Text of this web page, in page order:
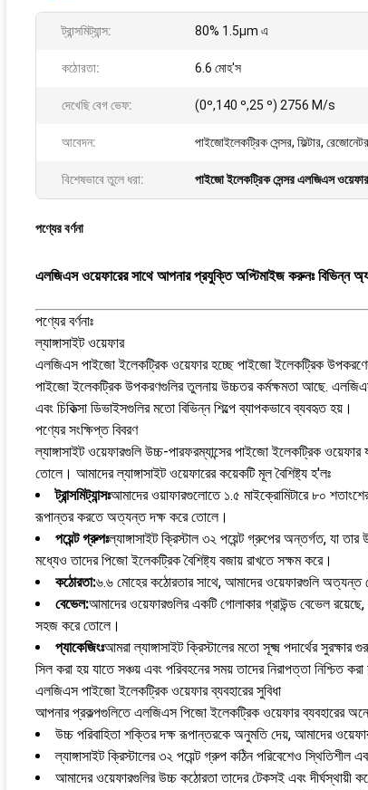
ট্রান্সমিট্যান্স: 80% 1.5μm এ
কঠোরতা: 6.6 মোহ'স
দেখেছি বেগ ভেফ: (0º,140 º,25 º) 2756 M/s
আবেদন: পাইজোইলেকট্রিক সেন্সর, ফিল্টার, রেজোনেটর
বিশেষভাবে তুলে ধরা: পাইজো ইলেকট্রিক সেন্সর এলজিএস ওয়েফার
পণ্যের বর্ণনা
এলজিএস ওয়েফারের সাথে আপনার প্রযুক্তি অপ্টিমাইজ করুনঃ বিভিন্ন
পণ্যের বর্ণনাঃ
ল্যাঙ্গাসাইট ওয়েফার
এলজিএস পাইজো ইলেকট্রিক ওয়েফার হচ্ছে পাইজো ইলেকট্রিক উপকরণের
পাইজো ইলেকট্রিক উপকরণগুলির তুলনায় উচ্চতর কর্মক্ষমতা আছে.
এবং চিকিত্সা ডিভাইসগুলির মতো বিভিন্ন শিল্পে ব্যাপকভাবে ব্যবহৃত হয়।
পণ্যের সংক্ষিপ্ত বিবরণ
ল্যাঙ্গাসাইট ওয়েফারগুলি উচ্চ-পারফরম্যান্সের পাইজো ইলেকট্রিক
তোলে। আমাদের ল্যাঙ্গাসাইট ওয়েফারের কয়েকটি মূল বৈশিষ্ট্য হ'লঃ
ট্রান্সমিট্যান্সঃআমাদের ওয়াফারগুলোতে ১.৫ মাইক্রোমিটারে ৮০
রূপান্তর করতে অত্যন্ত দক্ষ করে তোলে।
পয়েন্ট গ্রুপঃল্যাঙ্গাসাইট ক্রিস্টাল ৩২ পয়েন্ট গ্রুপের অন্তর্গত, যা
মধ্যেও তাদের পিজো ইলেকট্রিক বৈশিষ্ট্য বজায় রাখতে সক্ষম করে।
কঠোরতা:৬.৬ মোহের কঠোরতার সাথে, আমাদের ওয়েফারগুলি অত্যন্ত
বেভেল:আমাদের ওয়েফারগুলির একটি গোলাকার গ্রাউন্ড বেভেল রয়েছে,
সহজ করে তোলে।
প্যাকেজিংঃআমরা ল্যাঙ্গাসাইট ক্রিস্টালের মতো সূক্ষ্ম পদার্থের
সিল করা হয় যাতে সঞ্চয় এবং পরিবহনের সময় তাদের নিরাপত্তা নিশ্চিত করা
এলজিএস পাইজো ইলেকট্রিক ওয়েফার ব্যবহারের সুবিধা
আপনার প্রকল্পগুলিতে এলজিএস পিজো ইলেকট্রিক ওয়েফার ব্যবহারের
উচ্চ পরিবাহিতা শক্তির দক্ষ রূপান্তরকে অনুমতি দেয়, আমাদের
ল্যাঙ্গাসাইট ক্রিস্টালের ৩২ পয়েন্ট গ্রুপ কঠিন পরিবেশেও স্থিতিশীল
আমাদের ওয়েফারগুলির উচ্চ কঠোরতা তাদের টেকসই এবং